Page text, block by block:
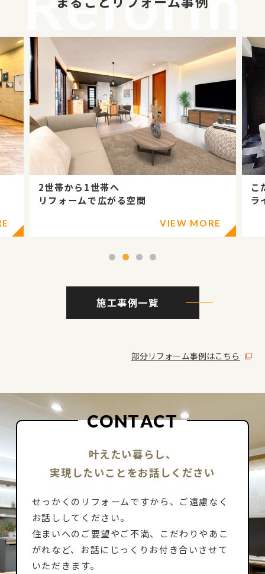
こだわりのリフォームで
ライフスタイルにフィット
VIEW MORE
1 2 3 4
施工事例一覧
部分リフォーム事例はこちら
CONTACT
叶えたい暮らし、
実現したいことをお話しください
せっかくのリフォームですから、ご遠慮なく
お話ししてください。
住まいへのご要望やご不満、こだわりやあこ
がれなど、お話にじっくりお付き合いさせて
いただきます。